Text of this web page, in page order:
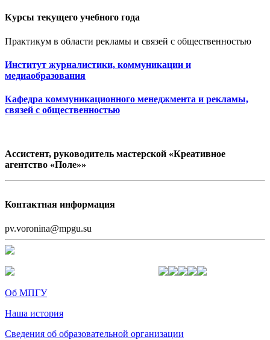
Курсы текущего учебного года
Практикум в области рекламы и связей с общественностью
Институт журналистики, коммуникации и
медиаобразования
Кафедра коммуникационного менеджмента и рекламы,
связей с общественностью
Ассистент, руководитель мастерской «Креативное
агентство «Поле»»
Контактная информация
pv.voronina@mpgu.su
Об МПГУ
Наша история
Сведения об образовательной организации